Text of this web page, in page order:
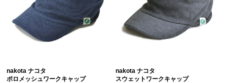
nakota ナコタ
ポロメッシュワークキャップ
nakota ナコタ
スウェットワークキャップ